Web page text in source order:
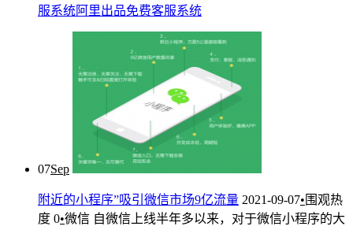
服系统阿里出品免费客服系统
07Sep
附近的小程序”吸引微信市场9亿流量 2021-09-07• 围观热
度 0•微信 自微信上线半年多以来，对于微信小程序的大